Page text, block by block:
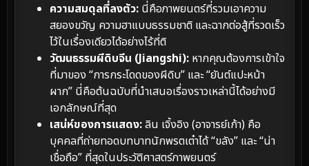
ความสมดุลที่ลงตัว: นี่คือภาพยนตร์ที่รวมเอาความ
สยองขวัญ ความฮาแบบธรรมชาติ และฉากต่อสู้ที่รวดเร็ว
ไว้ในเรื่องเดียวได้อย่างไร้ที่ติ
วัฒนธรรมผีดิบจีน (Jiangshi): หากคุณต้องการเข้าใจ
ที่มาของ “การกระโดดของผีดิบ” และ “ยันต์แปะหน้า
ผาก” นี่คือต้นฉบับที่นำเสนอเรื่องราวเหล่านี้ได้อย่างมี
เอกลักษณ์ที่สุด
เสน่ห์ของการแสดง:ลิน เจิ้งอิง (อาจารย์เก้า) คือ
บุคคลที่ถ่ายทอดบทบาทนักพรตเต๋าได้ “ขลัง” และ “น่า
เชื่อถือ” ที่สุดในประวัติศาสตร์ภาพยนตร์